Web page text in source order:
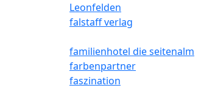
Leonfelden
falstaff verlag
familienhotel die seitenalm
farbenpartner
faszination